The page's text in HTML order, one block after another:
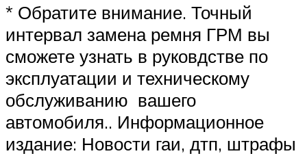
* Обратите внимание. Точный
интервал замена ремня ГРМ вы
сможете узнать в руковдстве по
эксплуатации и техническому
обслуживанию вашего
автомобиля.. Информационное
издание: Новости гаи, дтп, штрафы